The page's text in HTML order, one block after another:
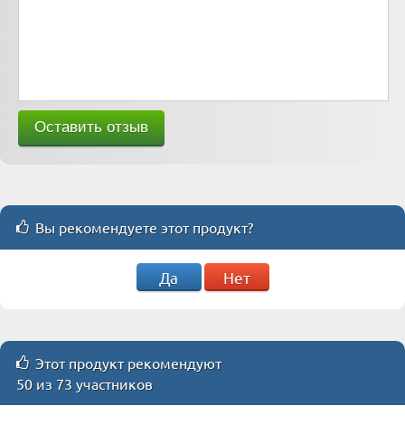
Вы рекомендуете этот продукт?
Да Нет
Этот продукт рекомендуют
50 из 73 участников